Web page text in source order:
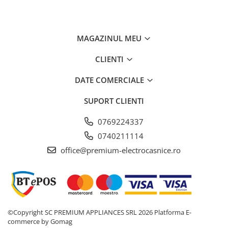
MAGAZINUL MEU
CLIENTI
DATE COMERCIALE
SUPORT CLIENTI
0769224337
0740211114
office@premium-electrocasnice.ro
©Copyright SC PREMIUM APPLIANCES SRL 2026 Platforma E-
commerce by Gomag